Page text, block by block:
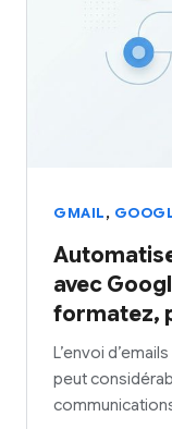
GMAIL,
avec
formatez,
L’envoi
peut